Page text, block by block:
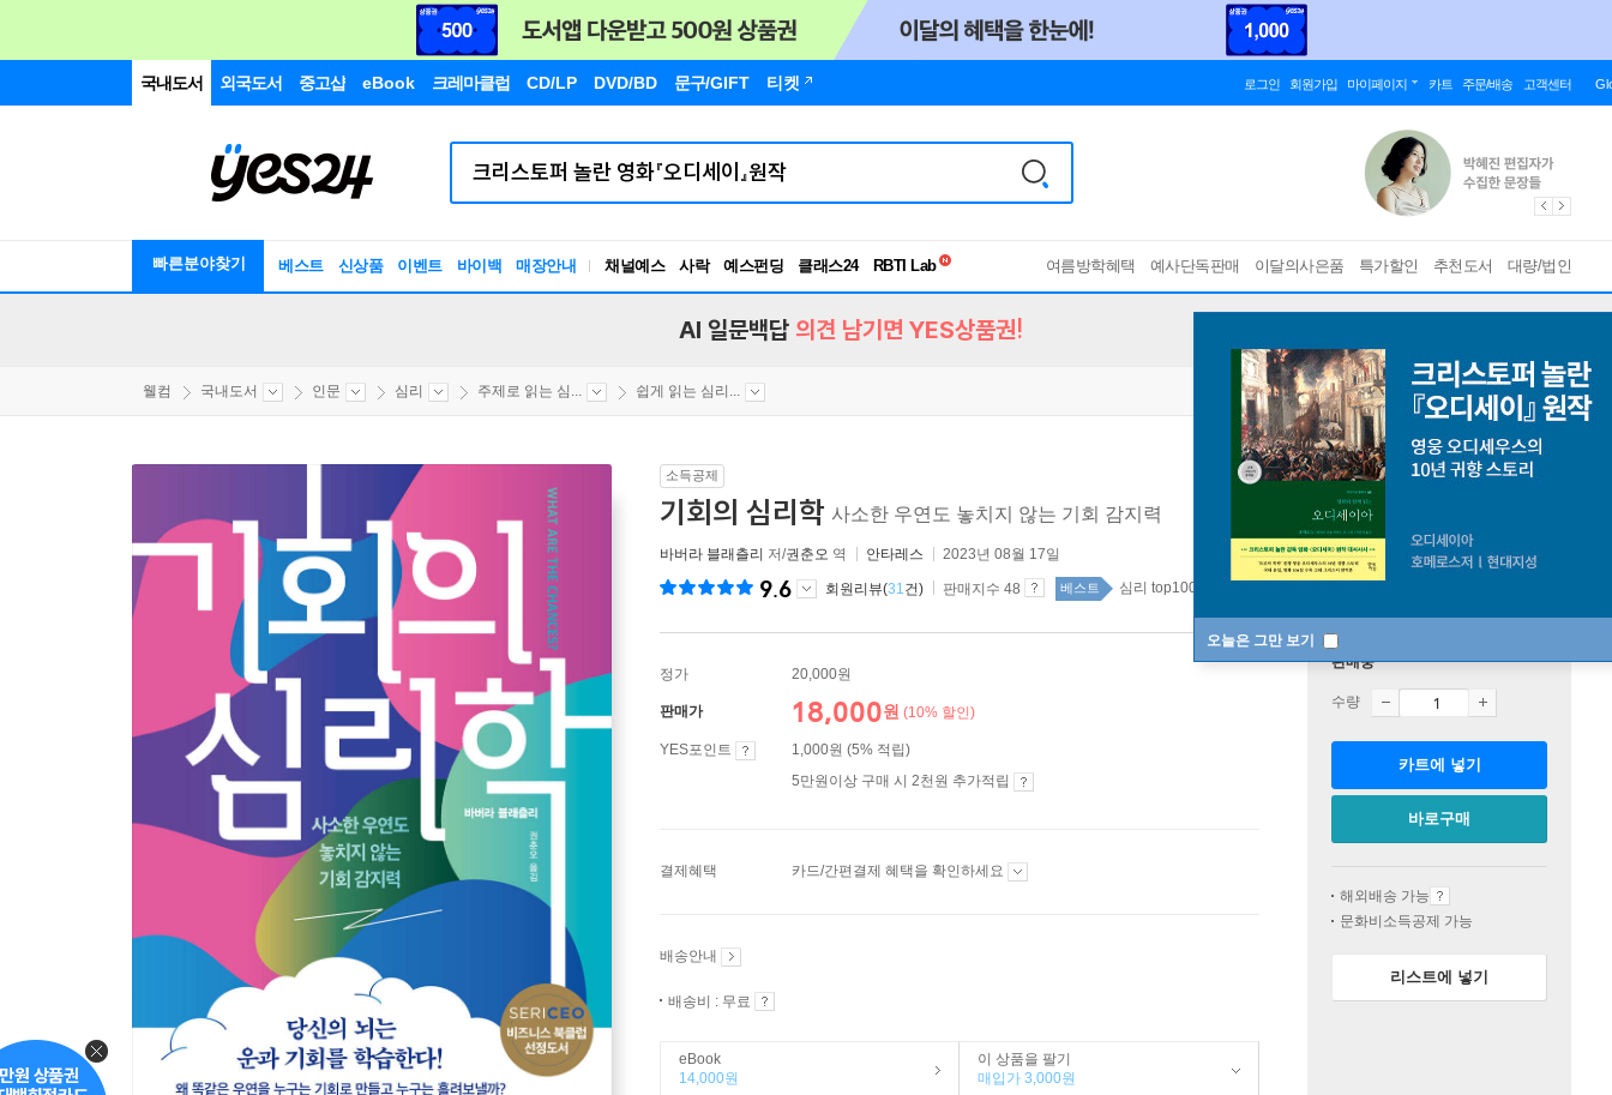
국내도서 외국도서 중고샵 eBook 크레마클럽 CD/LP DVD/BD 문구/GIFT 티켓 로그인 회원가입 마이페이지 카트 주문/배송 고객센터
빠른분야찾기 베스트 신상품 이벤트 바이백 매장안내 채널예스 사락 예스펀딩 클래스24
RBTI Lab
독서유형검사
여름방학혜택 예사단독판매 이달의사은품 특가할인 추천도서 대량/법인
오늘은 그만 보기
AI 일문백답 의견 남기면 YES상품권!
웰컴 국내도서 인문 심리 주제로 읽는 심... 쉽게 읽는 심리...
소득공제
기회의 심리학 사소한 우연도 놓치지 않는 기회 감지력
바버라 블래츨리 저/권춘오 역 안타레스 2023년 08월 17일
9.6 회원리뷰(31건) 판매지수 48 베스트 심리 top100 4주
정가 20,000원
판매가 18,000원 (10% 할인)
YES포인트
1,000원 (5% 적립)
5만원이상 구매 시 2천원 추가적립
결제혜택 카드/간편결제 혜택을 확인하세요
배송안내
배송비 : 무료
eBook
14,000원
이 상품을 팔기
매입가 3,000원
판매중
수량
카트에 넣기
바로구매
해외배송 가능
문화비소득공제 가능
리스트에 넣기